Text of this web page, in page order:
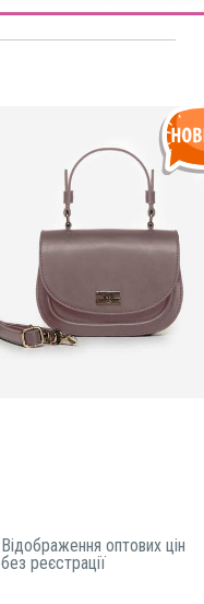
Відображення оптових цін
без реєстрації